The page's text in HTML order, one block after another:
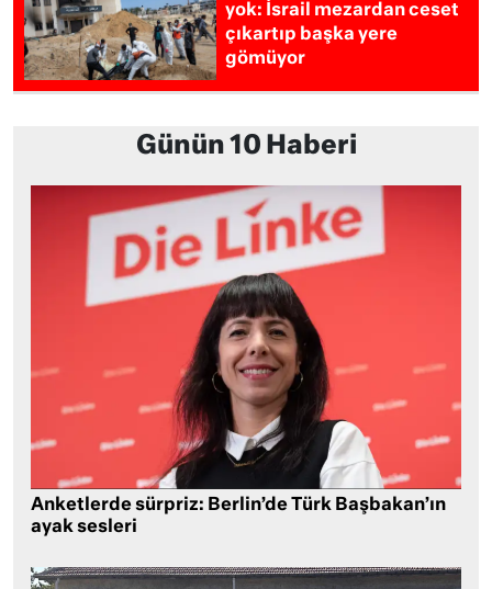
yok: İsrail mezardan ceset
çıkartıp başka yere
gömüyor
Günün 10 Haberi
Anketlerde sürpriz: Berlin’de Türk Başbakan’ın
ayak sesleri